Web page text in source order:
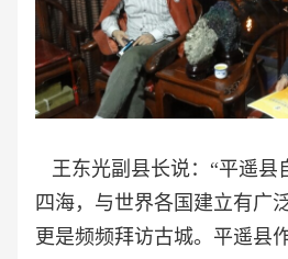
王东光副县长说：“平遥县
四海，与世界各国建立有广
更是频频拜访古城。平遥县